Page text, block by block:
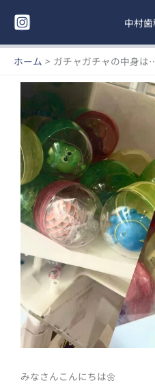
ス
中村
ホーム ガチャガチャの中身
みなさんこんにちは🌼